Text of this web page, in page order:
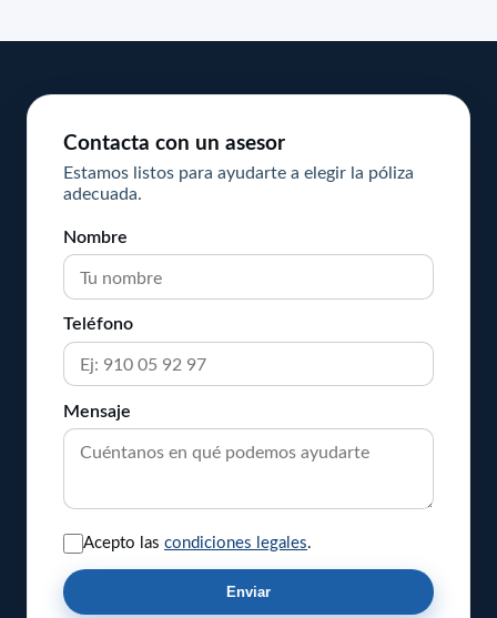
Contacta con un asesor
Estamos listos para ayudarte a elegir la póliza
adecuada.
Nombre
Teléfono
Mensaje
Acepto las condiciones legales.
Enviar